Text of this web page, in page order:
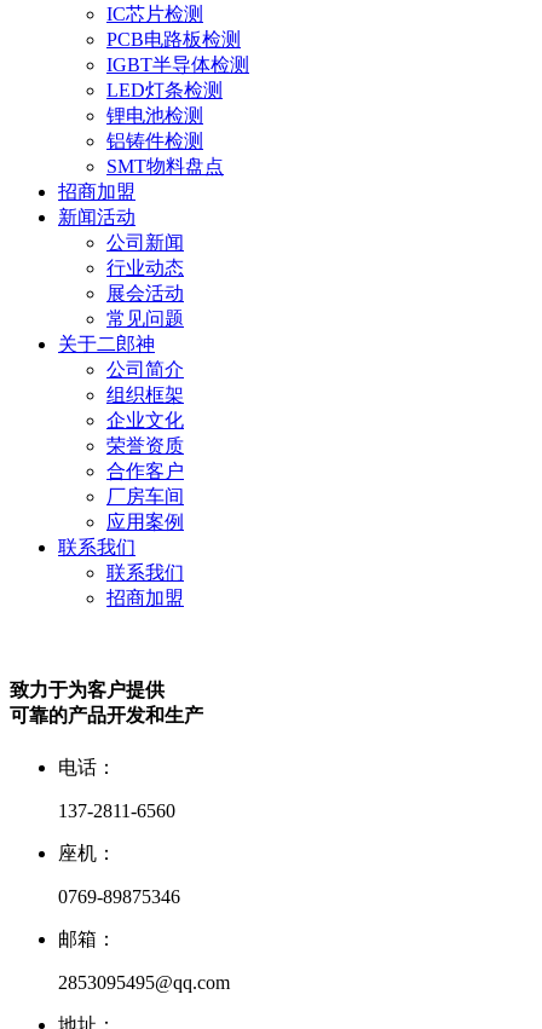
IC芯片检测
PCB电路板检测
IGBT半导体检测
LED灯条检测
锂电池检测
铝铸件检测
SMT物料盘点
招商加盟
新闻活动
公司新闻
行业动态
展会活动
常见问题
关于二郎神
公司简介
组织框架
企业文化
荣誉资质
合作客户
厂房车间
应用案例
联系我们
联系我们
招商加盟
致力于为客户提供
可靠的产品开发和生产
电话：
137-2811-6560
座机：
0769-89875346
邮箱：
2853095495@qq.com
地址：